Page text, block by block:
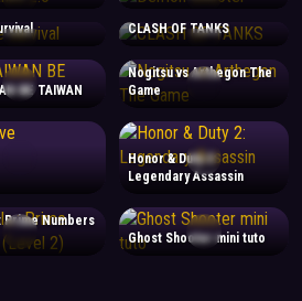
CLASH OF TANKS
BE TAIWAN
Nogitsu vs Arthegon The
Game
Honor & Duty 2:
Legendary Assassin
Prime Numbers
Ghost Shooter mini tuto